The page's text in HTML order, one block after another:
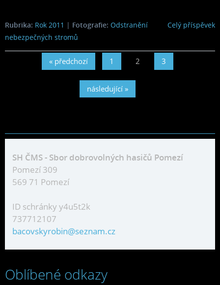
Celý příspěvek
Rubrika: Rok 2011 | Fotografie: Odstranění
nebezpečných stromů
« předchozí 1 2 3
následující »
SH ČMS - Sbor dobrovolných hasičů Pomezí
Pomezí 309
569 71 Pomezí
ID schránky y4u5t2k
737712107
bacovskyrobin@seznam.cz
Oblíbené odkazy